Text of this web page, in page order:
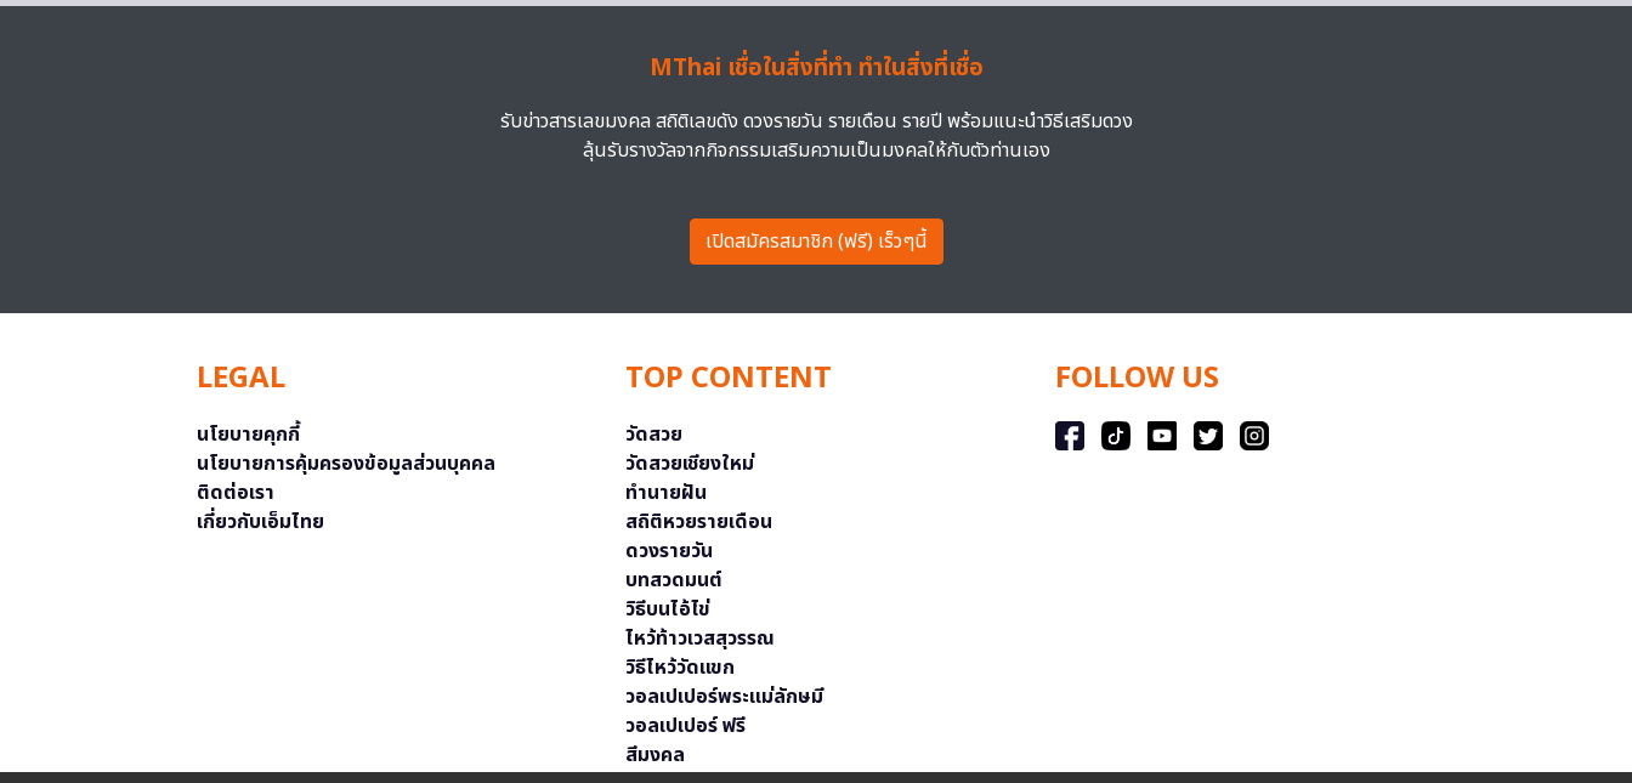
MThai เชื่อในสิ่งที่ทำ ทำในสิ่งที่เชื่อ
รับข่าวสารเลขมงคล สถิติเลขดัง ดวงรายวัน รายเดือน รายปี พร้อมแนะนำวิธีเสริมดวง
ลุ้นรับรางวัลจากกิจกรรมเสริมความเป็นมงคลให้กับตัวท่านเอง
เปิดสมัครสมาชิก (ฟรี) เร็วๆนี้
LEGAL
นโยบายคุกกี้
นโยบายการคุ้มครองข้อมูลส่วนบุคคล
ติดต่อเรา
เกี่ยวกับเอ็มไทย
TOP CONTENT
วัดสวย
วัดสวยเชียงใหม่
ทำนายฝัน
สถิติหวยรายเดือน
ดวงรายวัน
บทสวดมนต์
วิธีบนไอ้ไข่
ไหว้ท้าวเวสสุวรรณ
วิธีไหว้วัดแขก
วอลเปเปอร์พระแม่ลักษมี
วอลเปเปอร์ ฟรี
สีมงคล
FOLLOW US